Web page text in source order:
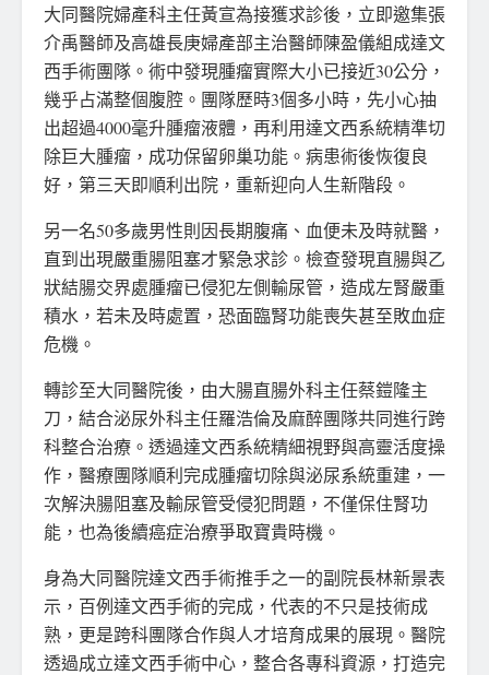
大同醫院婦產科主任黃宣為接獲求診後，立即邀集張
介禹醫師及高雄長庚婦產部主治醫師陳盈儀組成達文
西手術團隊。術中發現腫瘤實際大小已接近30公分，
幾乎占滿整個腹腔。團隊歷時3個多小時，先小心抽
出超過4000毫升腫瘤液體，再利用達文西系統精準切
除巨大腫瘤，成功保留卵巢功能。病患術後恢復良
好，第三天即順利出院，重新迎向人生新階段。
另一名50多歲男性則因長期腹痛、血便未及時就醫，
直到出現嚴重腸阻塞才緊急求診。檢查發現直腸與乙
狀結腸交界處腫瘤已侵犯左側輸尿管，造成左腎嚴重
積水，若未及時處置，恐面臨腎功能喪失甚至敗血症
危機。
轉診至大同醫院後，由大腸直腸外科主任蔡鎧隆主
刀，結合泌尿外科主任羅浩倫及麻醉團隊共同進行跨
科整合治療。透過達文西系統精細視野與高靈活度操
作，醫療團隊順利完成腫瘤切除與泌尿系統重建，一
次解決腸阻塞及輸尿管受侵犯問題，不僅保住腎功
能，也為後續癌症治療爭取寶貴時機。
身為大同醫院達文西手術推手之一的副院長林新景表
示，百例達文西手術的完成，代表的不只是技術成
熟，更是跨科團隊合作與人才培育成果的展現。醫院
透過成立達文西手術中心，整合各專科資源，打造完